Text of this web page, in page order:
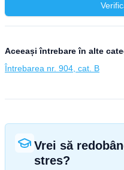
Aceeași întrebare în alte
Întrebarea nr. 904, cat. B
Vrei să
stres?